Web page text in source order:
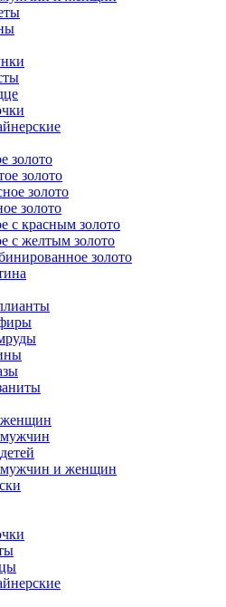
золото
золото
золото
золото
с красным золото
с желтым золото
золото
и женщин